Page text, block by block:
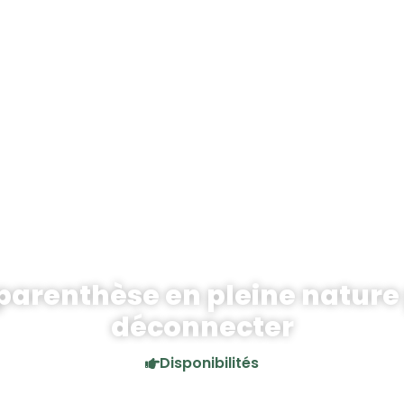
en pleine
déconnecter
Disponibilités